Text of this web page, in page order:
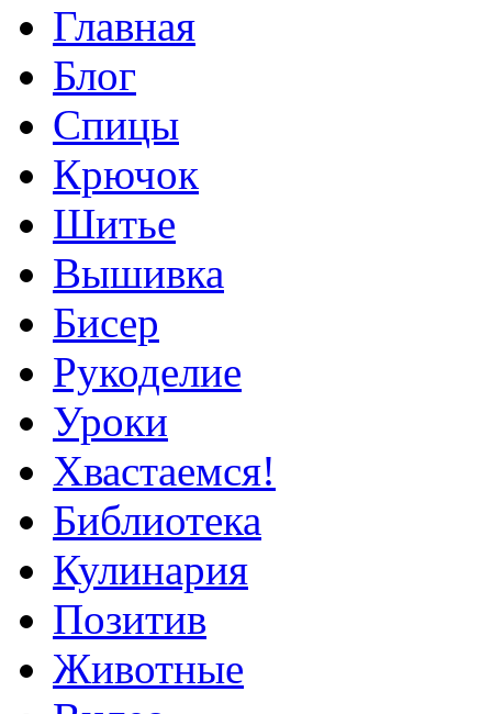
Главная
Блог
Спицы
Крючок
Шитье
Вышивка
Бисер
Рукоделие
Уроки
Хвастаемся!
Библиотека
Кулинария
Позитив
Животные